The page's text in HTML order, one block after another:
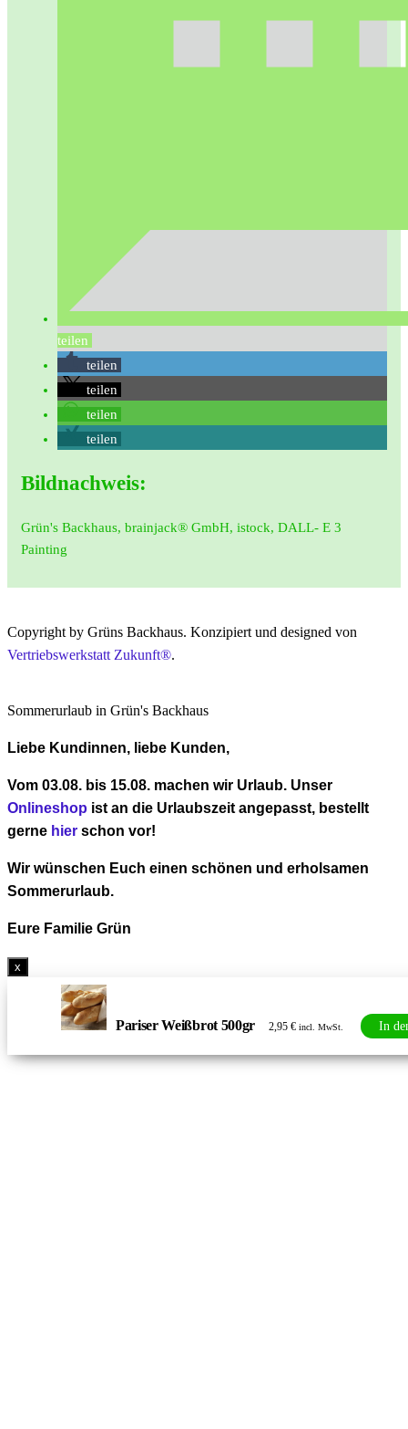
teilen
teilen
teilen
teilen
teilen
Bildnachweis:
Grün's Backhaus, brainjack® GmbH, istock, DALL- E 3
Painting
Copyright by Grüns Backhaus. Konzipiert und designed von
Vertriebswerkstatt Zukunft®.
Sommerurlaub in Grün's Backhaus
Liebe Kundinnen, liebe Kunden,
Vom 03.08. bis 15.08. machen wir Urlaub. Unser
Onlineshop ist an die Urlaubszeit angepasst, bestellt
gerne hier schon vor!
Wir wünschen Euch einen schönen und erholsamen
Sommerurlaub.
Eure Familie Grün
x
Pariser Weißbrot 500gr 2,95 € incl. MwSt. In